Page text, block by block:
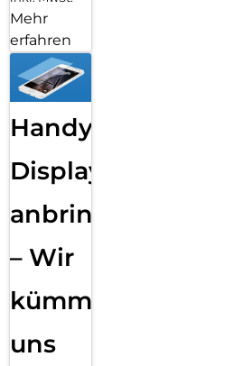
Mehr
erfahren
Handy
Displayfolie
anbringen
– Wir
kümmern
uns